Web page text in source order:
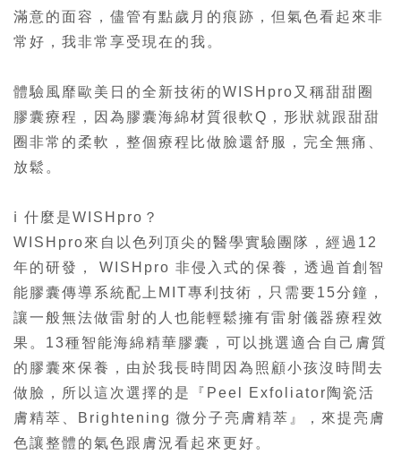
滿意的面容，儘管有點歲月的痕跡，但氣色看起來非
常好，我非常享受現在的我。
體驗風靡歐美日的全新技術的WISHpro又稱甜甜圈
膠囊療程，因為膠囊海綿材質很軟Q，形狀就跟甜甜
圈非常的柔軟，整個療程比做臉還舒服，完全無痛、
放鬆。
ℹ️ 什麼是WISHpro？
WISHpro來自以色列頂尖的醫學實驗團隊，經過12
年的研發， WISHpro 非侵入式的保養，透過首創智
能膠囊傳導系統配上MIT專利技術，只需要15分鐘，
讓一般無法做雷射的人也能輕鬆擁有雷射儀器療程效
果。13種智能海綿精華膠囊，可以挑選適合自己膚質
的膠囊來保養，由於我長時間因為照顧小孩沒時間去
做臉，所以這次選擇的是『Peel Exfoliator陶瓷活
膚精萃、Brightening 微分子亮膚精萃』，來提亮膚
色讓整體的氣色跟膚況看起來更好。